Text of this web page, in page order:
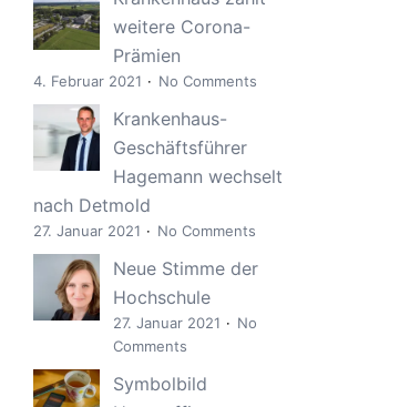
weitere Corona-
Prämien
4. Februar 2021 No Comments
Krankenhaus-
Geschäftsführer
Hagemann wechselt
nach Detmold
27. Januar 2021 No Comments
Neue Stimme der
Hochschule
27. Januar 2021
No
Comments
Symbolbild